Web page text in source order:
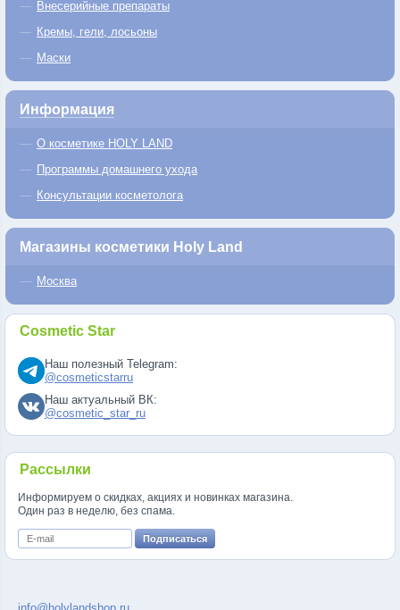
Внесерийные препараты
Кремы, гели, лосьоны
Маски
Информация
О косметике HOLY LAND
Программы домашнего ухода
Консультации косметолога
Магазины косметики Holy Land
Москва
Cosmetic Star
Наш полезный Telegram:
@cosmeticstarru
Наш актуальный ВК:
@cosmetic_star_ru
Рассылки
Информируем о скидках, акциях и новинках магазина.
Один раз в неделю, без спама.